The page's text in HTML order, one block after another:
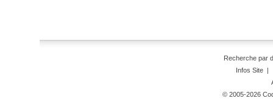
Recherche par
Infos Site|
© 2005-2026